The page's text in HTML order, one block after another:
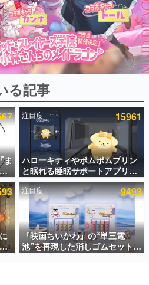
以上！ ページビュー数万以上！ などな
読まれた、電ファミ渾身の“殿堂入り”記
。
イターの方々に製作時のエピソードをお
る企画（ゲーム）とは何か？を探ってい
はいけない。『赫本』は、〈試験問題〉
ラー小説集です。
ルゲーム市場を担う若きクリエイター達
のルーツと情熱を探っていきます。
家たち
響を受けた作家さんに取材し、ゲームが
る記事
ま
注目度 15961
ハローキティやポムポムプリン
と眠れる睡眠サポートアプリ
『ゆめたび』が配信中。キャラ
ごとのASMRや目覚ましアラー
ムも搭載
注目度 9493
『映画ちいかわ』の“単三電
池”を再現した消しゴムセットが
8月7日より発売決定。公式は